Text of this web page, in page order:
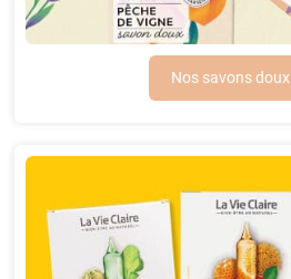
Nos savons doux